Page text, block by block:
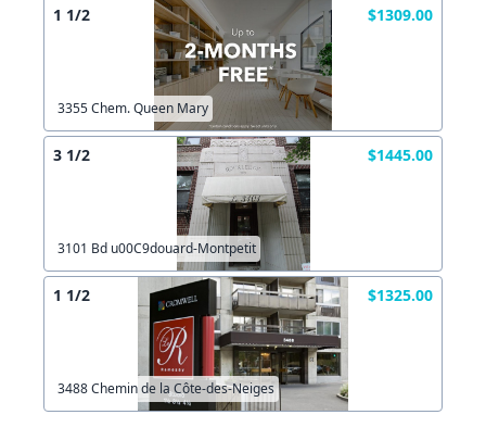
1 1/2 $1309.00
3355 Chem. Queen Mary
3 1/2 $1445.00
3101 Bd u00C9douard-Montpetit
1 1/2 $1325.00
3488 Chemin de la Côte-des-Neiges